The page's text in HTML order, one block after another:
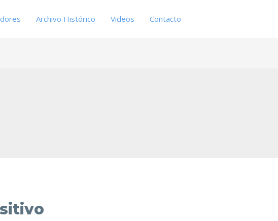
Archivo Histórico Videos Contacto